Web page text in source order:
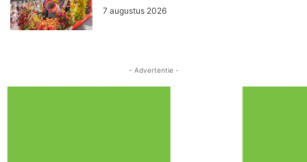
7 augustus 2026
- Advertentie -